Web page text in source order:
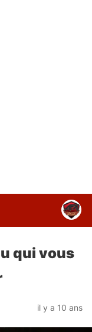
qui vous
il y a 10 ans